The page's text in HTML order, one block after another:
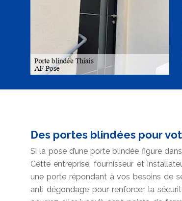
Des portes blindées pour
Si la pose d’une porte blindée figure
Cette entreprise, fournisseur et
une porte répondant à vos besoins de
anti dégondage pour renforcer la